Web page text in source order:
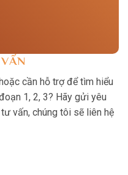
cần hỗ trợ để tìm hiểu
1, 2, 3? Hãy gửi yêu
vấn, chúng tôi sẽ liên hệ